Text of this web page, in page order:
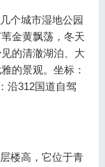
个城市湿地公园
金黄飘荡，冬天
的清澈湖泊、大
的景观。坐标：
沿312国道自驾
楼高，它位于青